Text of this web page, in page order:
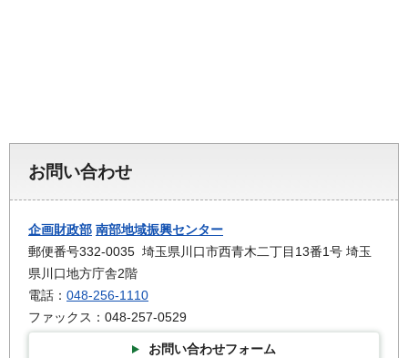
お問い合わせ
企画財政部 南部地域振興センター
郵便番号332-0035 埼玉県川口市西青木二丁目13番1号 埼玉
県川口地方庁舎2階
電話： 048-256-1110
ファックス：048-257-0529
お問い合わせフォーム